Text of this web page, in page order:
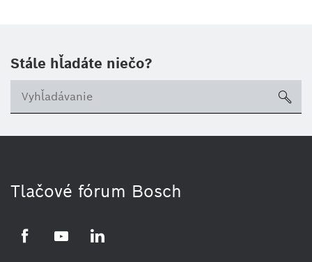
Stále hľadáte niečo?
Tlačové fórum Bosch